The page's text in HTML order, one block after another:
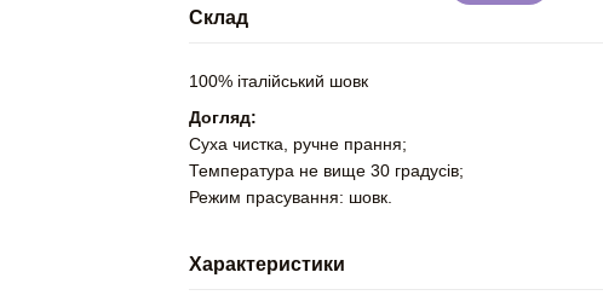
Склад
100% італійський шовк
Догляд:
Суха чистка, ручне прання;
Температура не вище 30 градусів;
Режим прасування: шовк.
Характеристики